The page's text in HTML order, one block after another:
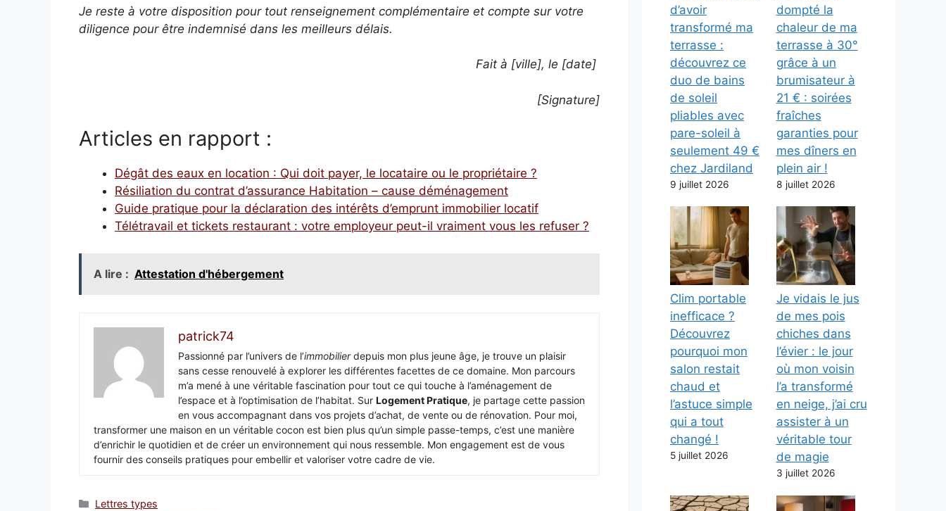
Je reste à votre disposition pour tout renseignement complémentaire et compte sur votre
diligence pour être indemnisé dans les meilleurs délais.
Fait à [ville], le [date]
[Signature]
Articles en rapport :
Dégât des eaux en location : Qui doit payer, le locataire ou le propriétaire ?
Résiliation du contrat d’assurance Habitation – cause déménagement
Guide pratique pour la déclaration des intérêts d’emprunt immobilier locatif
Télétravail et tickets restaurant : votre employeur peut-il vraiment vous les refuser ?
A lire : Attestation d'hébergement
patrick74
Passionné par l’univers de l’immobilierdepuis mon plus jeune âge, je trouve un plaisir
sans cesse renouvelé à explorer les différentes facettes de ce domaine. Mon parcours
m’a mené à une véritable fascination pour tout ce qui touche à l’aménagement de
l’espace et à l’optimisation de l’habitat. Sur Logement Pratique, je partage cette passion
en vous accompagnant dans vos projets d’achat, de vente ou de rénovation. Pour moi,
transformer une maison en un véritable cocon est bien plus qu’un simple passe-temps, c’est une manière
d’enrichir le quotidien et de créer un environnement qui nous ressemble. Mon engagement est de vous
fournir des conseils pratiques pour embellir et valoriser votre cadre de vie.
Catégories
Lettres types
d’avoir
transformé ma
terrasse :
découvrez ce
duo de bains
de soleil
pliables avec
pare-soleil à
seulement 49 €
chez Jardiland
9 juillet 2026
dompté la
chaleur de ma
terrasse à 30°
grâce à un
brumisateur à
21 € : soirées
fraîches
garanties pour
mes dîners en
plein air !
8 juillet 2026
Clim portable
inefficace ?
Découvrez
pourquoi mon
salon restait
chaud et
l’astuce simple
qui a tout
changé !
5 juillet 2026
Je vidais le jus
de mes pois
chiches dans
l’évier : le jour
où mon voisin
l’a transformé
en neige, j’ai cru
assister à un
véritable tour
de magie
3 juillet 2026